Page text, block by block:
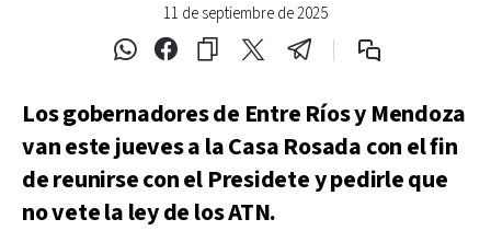
11 de septiembre de 2025
Los gobernadores de Entre Ríos y Mendoza
van este jueves a la Casa Rosada con el fin
de reunirse con el Presidete y pedirle que
no vete la ley de los ATN.